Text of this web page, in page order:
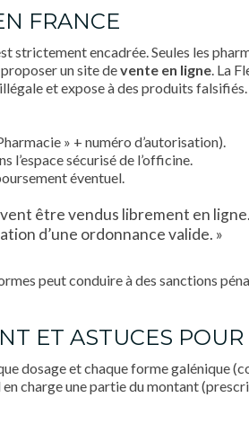
FRANCE
strictement encadrée. Seules les
un site devente en ligne. La
et expose à des produits falsifiés.
» + numéro d’autorisation).
l’espace sécurisé de l’officine.
éventuel.
être vendus librement en
d’une ordonnance valide. »
peut conduire à des sanctions
ET ASTUCES POUR
dosage et chaque forme galénique
charge une partie du montant